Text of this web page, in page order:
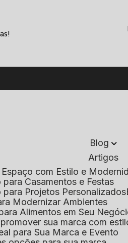
Blog
Artigos
Espaço com Estilo e
para Casamentos e Festas
para Projetos Personalizados
Modernizar Ambientes
Alimentos em Seu
sua marca com
para Sua Marca e Evento